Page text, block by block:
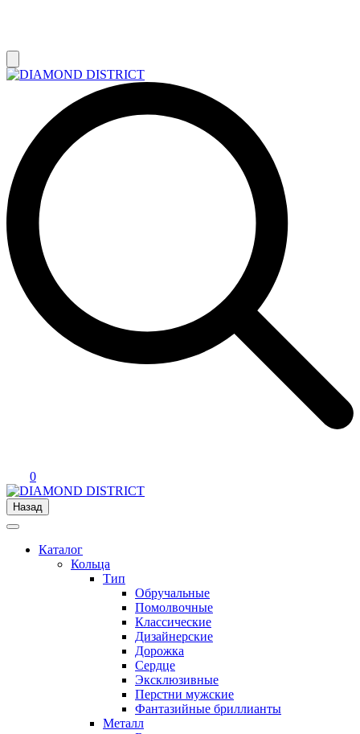
0
Назад
Каталог
Кольца
Тип
Обручальные
Помолвочные
Классические
Дизайнерские
Дорожка
Сердце
Эксклюзивные
Перстни мужские
Фантазийные бриллианты
Металл